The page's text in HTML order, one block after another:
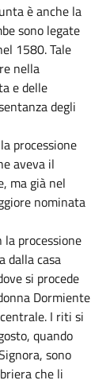
è anche la
sono legate
1580. Tale
nella
e delle
degli
processione
aveva il
ma già nel
nominata
processione
dalla casa
si procede
Dormiente
I riti si
quando
sono
che li